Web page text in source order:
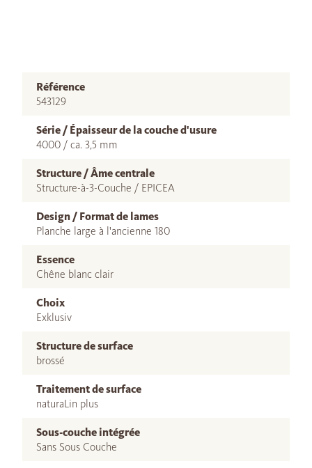
Référence
543129
Série / Épaisseur de la couche d'usure
4000 / ca. 3,5 mm
Structure / Âme centrale
Structure-à-3-Couche / EPICEA
Design / Format de lames
Planche large à l'ancienne 180
Essence
Chêne blanc clair
Choix
Exklusiv
Structure de surface
brossé
Traitement de surface
naturaLin plus
Sous-couche intégrée
Sans Sous Couche